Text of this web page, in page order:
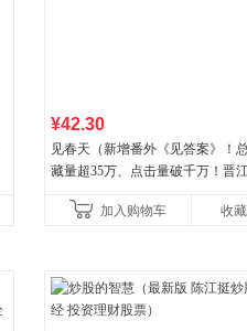
¥42.30
见春天（新增番外《见答案》！
藏量超35万、点击量破千万！晋
加入购物车
收藏